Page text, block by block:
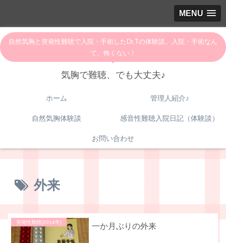
MENU
自然気胸と突発性難聴で入院・手術したDr.Tの体験談。入院・手術なん
て、怖くない！
気胸で難聴、でも大丈夫♪
ホーム 管理人紹介♪
自然気胸体験談 感音性難聴入院日記（体験談）
お問い合わせ
外来
突発性難聴(2014年) 一か月ぶりの外来